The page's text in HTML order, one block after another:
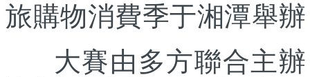
旅購物消費季于湘潭舉
大賽由多方聯合主辦